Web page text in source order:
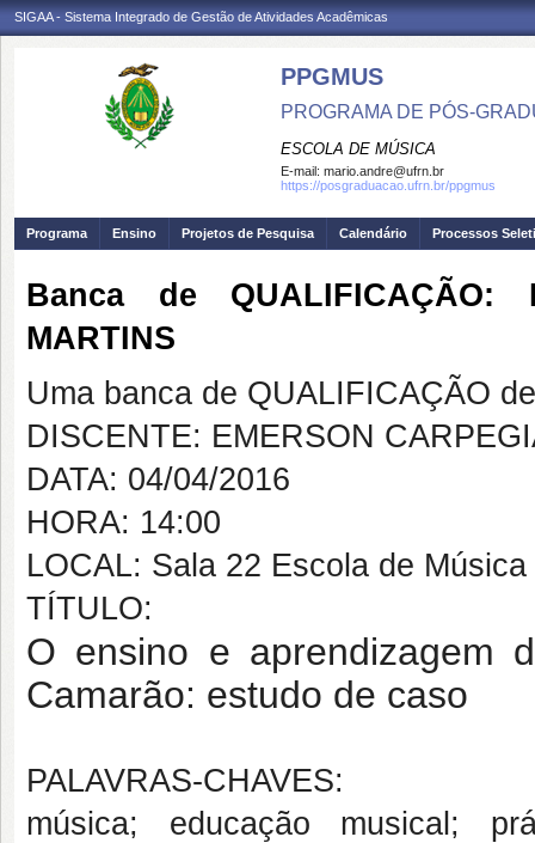
SIGAA - Sistema Integrado de Gestão de Atividades Acadêmicas
PPGMUS
PROGRAMA DE PÓS-
ESCOLA DE MÚSICA
E-mail: mario.andre@ufrn.br
https://posgraduacao.ufrn.br/ppgmus
Programa Ensino Projetos de Pesquisa Calendário Processos
Banca de QUALIFICAÇÃO:
MARTINS
Uma banca de QUALIFICAÇÃO
DISCENTE: EMERSON
DATA: 04/04/2016
HORA: 14:00
LOCAL: Sala 22 Escola de
TÍTULO:
O ensino e aprendizagem
Camarão: estudo de caso
PALAVRAS-CHAVES:
música; educação musical;